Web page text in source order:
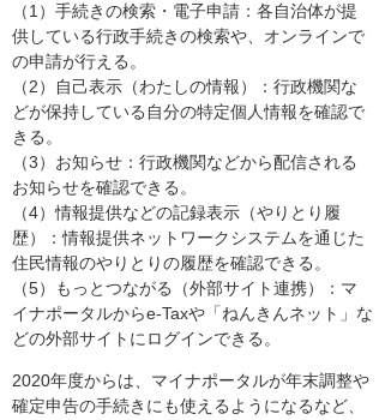
（1）手続きの検索・電子申請：各自治体が提
供している行政手続きの検索や、オンラインで
の申請が行える。
（2）自己表示（わたしの情報）：行政機関な
どが保持している自分の特定個人情報を確認で
きる。
（3）お知らせ：行政機関などから配信される
お知らせを確認できる。
（4）情報提供などの記録表示（やりとり履
歴）：情報提供ネットワークシステムを通じた
住民情報のやりとりの履歴を確認できる。
（5）もっとつながる（外部サイト連携）：マ
イナポータルからe-Taxや「ねんきんネット」な
どの外部サイトにログインできる。
2020年度からは、マイナポータルが年末調整や
確定申告の手続きにも使えるようになるなど、